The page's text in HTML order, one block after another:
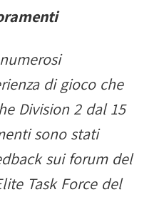
di gioco che
Division 2 dal 15
sono stati
sui forum del
Task Force del